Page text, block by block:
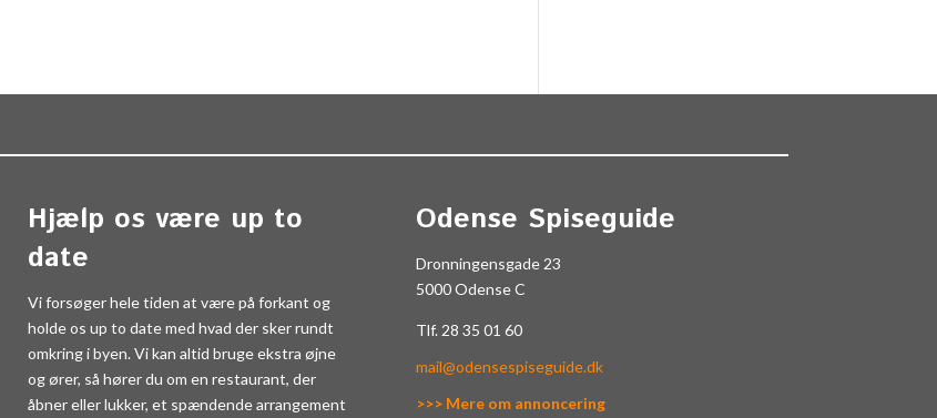
Hjælp os være up to
date
Vi forsøger hele tiden at være på forkant og
holde os up to date med hvad der sker rundt
omkring i byen. Vi kan altid bruge ekstra øjne
og ører, så hører du om en restaurant, der
åbner eller lukker, et spændende arrangement
Odense Spiseguide
Dronningensgade 23
5000 Odense C
Tlf. 28 35 01 60
mail@odensespiseguide.dk
>>> Mere om annoncering